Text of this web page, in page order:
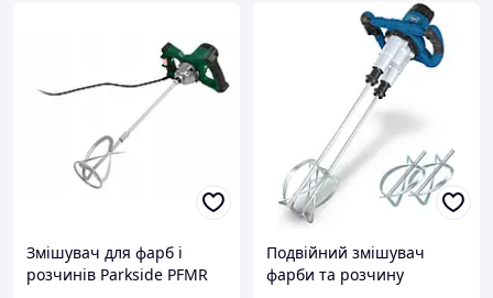
Змішувач для фарб і
розчинів Parkside PFMR
Подвійний змішувач
фарби та розчину